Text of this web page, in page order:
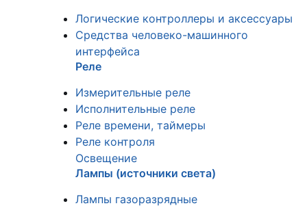
Логические контроллеры и аксессуары
Средства человеко-машинного
интерфейса
Реле
Измерительные реле
Исполнительные реле
Реле времени, таймеры
Реле контроля
Освещение
Лампы (источники света)
Лампы газоразрядные